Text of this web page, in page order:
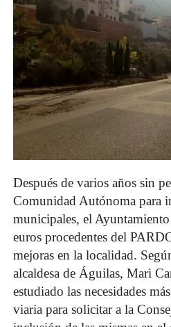
Después de varios años sin
Comunidad Autónoma para
municipales, el
euros procedentes del
mejoras en la localidad.
alcaldesa de Águilas, Mari
estudiado las necesidades
viaria para solicitar a la